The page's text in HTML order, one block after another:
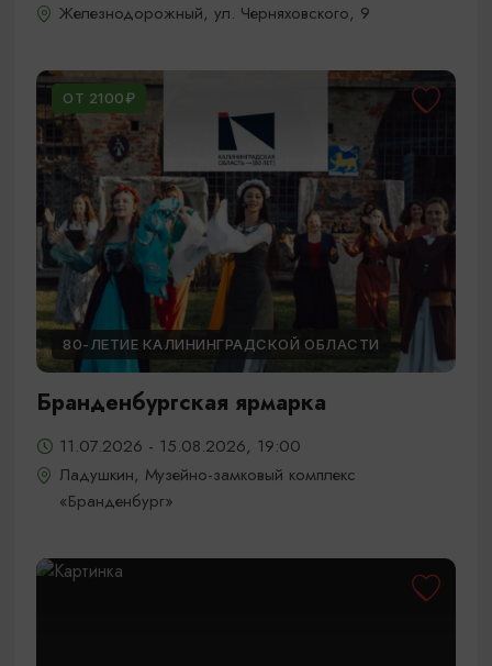
Железнодорожный, ул. Черняховского, 9
ОТ 2100₽
80-ЛЕТИЕ КАЛИНИНГРАДСКОЙ ОБЛАСТИ
Бранденбургская ярмарка
11.07.2026 - 15.08.2026, 19:00
Ладушкин, Музейно-замковый комплекс
«Бранденбург»